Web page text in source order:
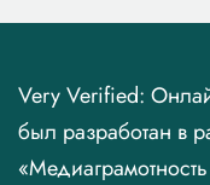
Very Verified:
был разработан в